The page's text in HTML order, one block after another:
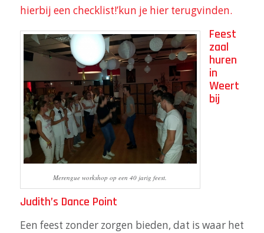
hierbij een checklist!’kun je hier terugvinden.
Merengue workshop op een 40 jarig feest.
Feest
zaal
huren
in
Weert
bij
Judith’s Dance Point
Een feest zonder zorgen bieden, dat is waar het